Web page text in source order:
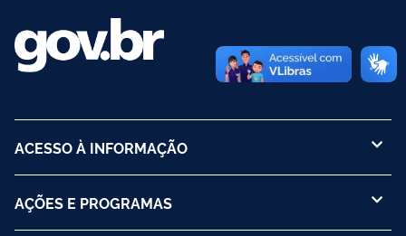
ACESSO À INFORMAÇÃO
AÇÕES E PROGRAMAS